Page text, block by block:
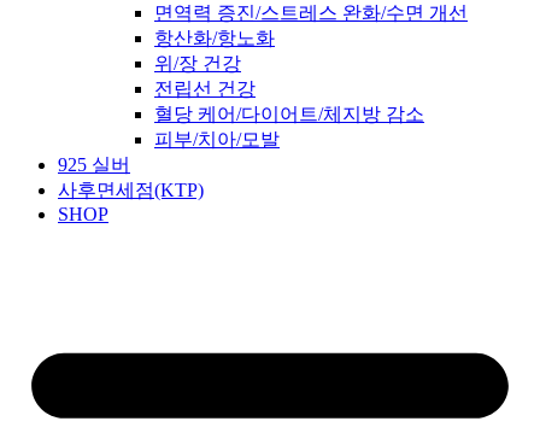
면역력 증진/스트레스 완화/수면 개선
항산화/항노화
위/장 건강
전립선 건강
혈당 케어/다이어트/체지방 감소
피부/치아/모발
925 실버
사후면세점(KTP)
SHOP